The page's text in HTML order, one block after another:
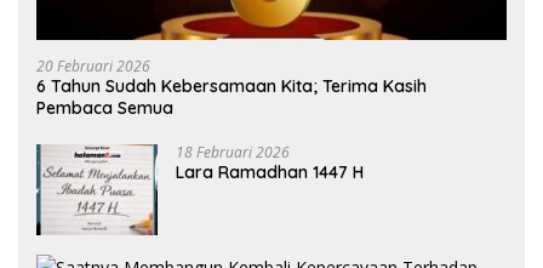
20 Februari 2026
6 Tahun Sudah Kebersamaan Kita; Terima Kasih
Pembaca Semua
18 Februari 2026
Lara Ramadhan 1447 H